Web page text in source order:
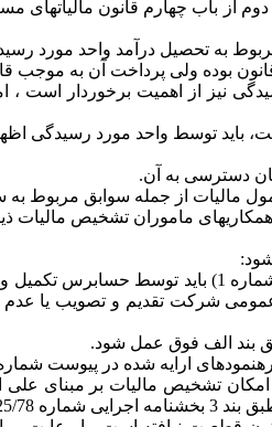
به تحصیل درآمد واحد مورد
بوده ولی پرداخت آن به موجب
مورد رسیدگی نیز از اهمیت
دسترسی به آن.
مالیات از جمله سوابق مربوط به
ماموران تشخیص مالیات
الف- در تعیین درآمد مشمول مالیات، فرم تعیین
شرکت تقدیم و تصویب یا
بند الف فوق عمل شود.
تشخیص مالیات بر مبنای علی
خواهد شد.